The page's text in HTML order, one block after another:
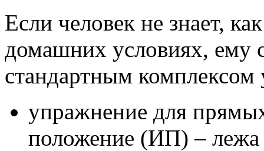
Если человек не знает,
домашних условиях, ему
стандартным
упражнение для
положение (ИП) – лежа